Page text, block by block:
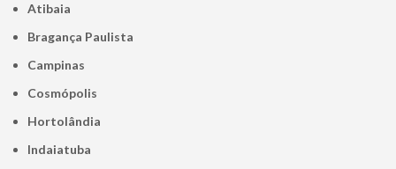
Atibaia
Bragança Paulista
Campinas
Cosmópolis
Hortolândia
Indaiatuba